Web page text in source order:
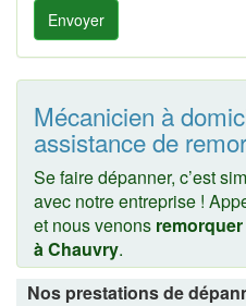
Envoyer
Mécanicien à
assistance de
Se faire dépanner, c’est
avec notre entreprise !
et nous venons
à Chauvry.
Nos prestations de